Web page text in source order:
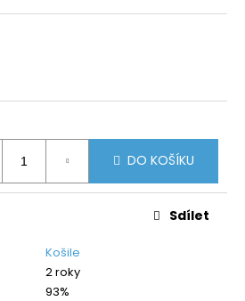
DO KOŠÍKU
Košile
2 roky
93%
Sdílet